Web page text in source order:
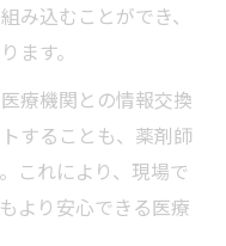
み込むことができ、
ます。
療機関との情報交換
することも、薬剤師
これにより、現場で
より安心できる医療